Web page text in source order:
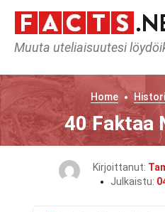
Muuta uteliaisuutesi
Home
40 Faktaa
Kirjoittanut:
Julkaistu: